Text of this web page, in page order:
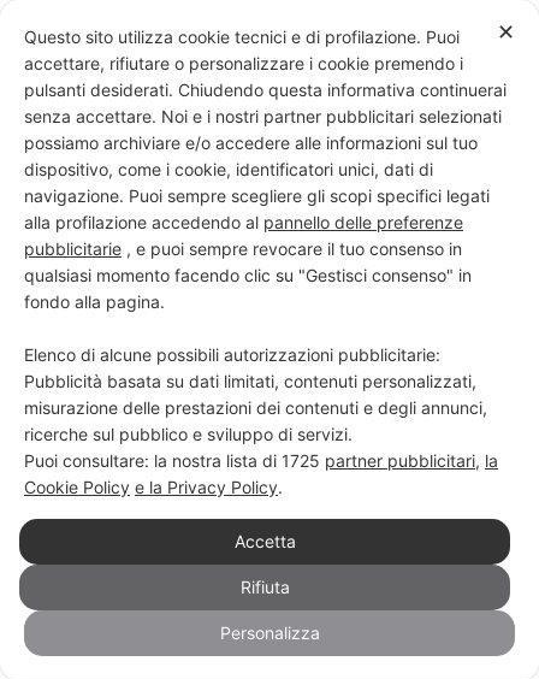
content
PROGETTO NERO SU BIANCO
Scuola di scrittura e creatività
Search
✕
Questo sito utilizza cookie tecnici e di profilazione. Puoi
accettare, rifiutare o personalizzare i cookie premendo i
pulsanti desiderati. Chiudendo questa informativa continuerai
senza accettare. Noi e i nostri partner pubblicitari selezionati
possiamo archiviare e/o accedere alle informazioni sul tuo
dispositivo, come i cookie, identificatori unici, dati di
navigazione. Puoi sempre scegliere gli scopi specifici legati
alla profilazione accedendo al pannello delle preferenze
pubblicitarie , e puoi sempre revocare il tuo consenso in
qualsiasi momento facendo clic su "Gestisci consenso" in
fondo alla pagina.
Elenco di alcune possibili autorizzazioni pubblicitarie:
Pubblicità basata su dati limitati, contenuti personalizzati,
misurazione delle prestazioni dei contenuti e degli annunci,
ricerche sul pubblico e sviluppo di servizi.
Puoi consultare: la nostra lista di 1725 partner pubblicitari, la
Cookie Policy e la Privacy Policy.
Accetta
Rifiuta
Personalizza